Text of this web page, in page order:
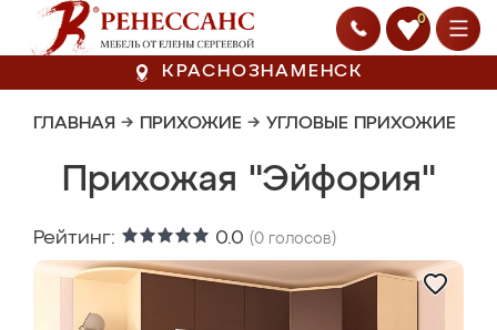
0
КРАСНОЗНАМЕНСК
ГЛАВНАЯ → ПРИХОЖИЕ → УГЛОВЫЕ ПРИХОЖИЕ
Прихожая "Эйфория"
Рейтинг: 0.0 (0 голосов)